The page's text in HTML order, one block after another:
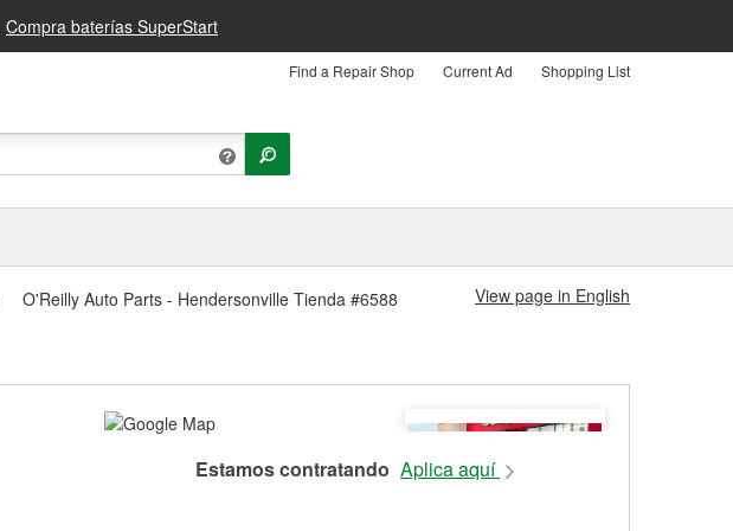
Compra baterías SuperStart
Find a Repair Shop Current Ad Shopping List
O'Reilly Auto Parts - Hendersonville Tienda #6588 View page in English
Estamos contratando Aplica aquí